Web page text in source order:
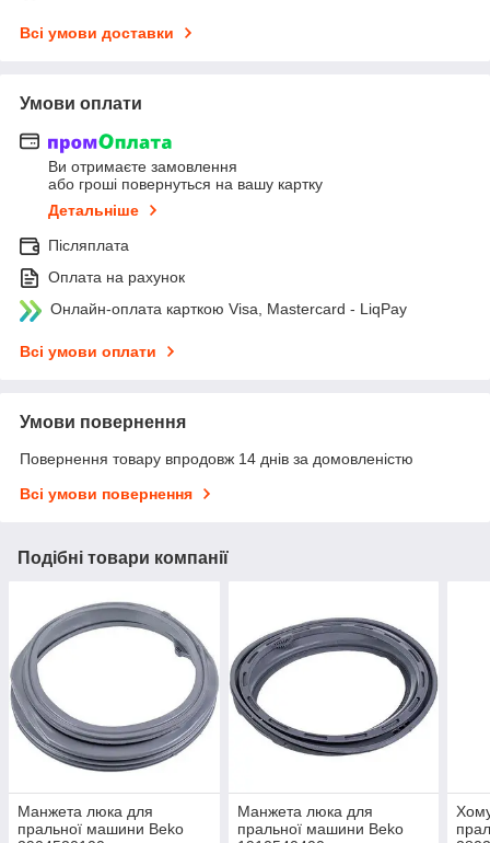
Всі умови доставки
Умови оплати
Ви отримаєте замовлення
або гроші повернуться на вашу картку
Детальніше
Післяплата
Оплата на рахунок
Онлайн-оплата карткою Visa, Mastercard - LiqPay
Всі умови оплати
Умови повернення
Повернення товару впродовж 14 днів за домовленістю
Всі умови повернення
Подібні товари компанії
Манжета люка для
пральної машини Beko
Манжета люка для
пральної машини Beko